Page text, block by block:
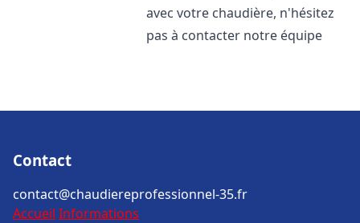
avec votre chaudière, n'hésitez
pas à contacter notre équipe
Contact
contact@chaudiereprofessionnel-35.fr
Accueil Informations